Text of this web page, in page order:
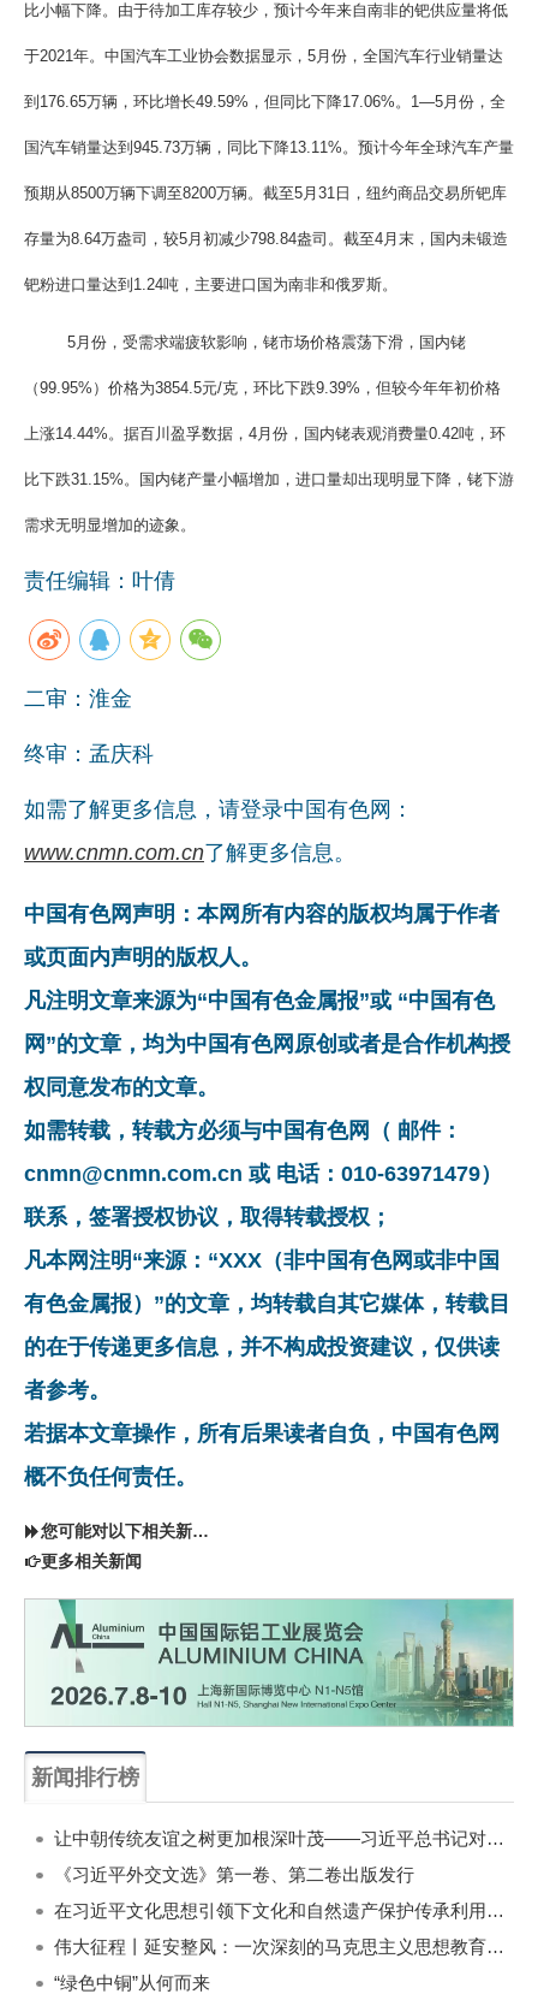
比小幅下降。由于待加工库存较少，预计今年来自南非的钯供应量将低
于2021年。中国汽车工业协会数据显示，5月份，全国汽车行业销量达
到176.65万辆，环比增长49.59%，但同比下降17.06%。1—5月份，全
国汽车销量达到945.73万辆，同比下降13.11%。预计今年全球汽车产量
预期从8500万辆下调至8200万辆。截至5月31日，纽约商品交易所钯库
存量为8.64万盎司，较5月初减少798.84盎司。截至4月末，国内未锻造
钯粉进口量达到1.24吨，主要进口国为南非和俄罗斯。
5月份，受需求端疲软影响，铑市场价格震荡下滑，国内铑
（99.95%）价格为3854.5元/克，环比下跌9.39%，但较今年年初价格
上涨14.44%。据百川盈孚数据，4月份，国内铑表观消费量0.42吨，环
比下跌31.15%。国内铑产量小幅增加，进口量却出现明显下降，铑下游
需求无明显增加的迹象。
责任编辑：叶倩
二审：淮金
终审：孟庆科
如需了解更多信息，请登录中国有色网：
www.cnmn.com.cn了解更多信息。
中国有色网声明：本网所有内容的版权均属于作者
或页面内声明的版权人。
凡注明文章来源为“中国有色金属报”或 “中国有色
网”的文章，均为中国有色网原创或者是合作机构授
权同意发布的文章。
如需转载，转载方必须与中国有色网（ 邮件：
cnmn@cnmn.com.cn 或 电话：010-63971479）
联系，签署授权协议，取得转载授权；
凡本网注明“来源：“XXX（非中国有色网或非中国
有色金属报）”的文章，均转载自其它媒体，转载目
的在于传递更多信息，并不构成投资建议，仅供读
者参考。
若据本文章操作，所有后果读者自负，中国有色网
概不负任何责任。
您可能对以下相关新闻同样感兴趣
更多相关新闻
新闻排行榜
让中朝传统友谊之树更加根深叶茂——习近平总书记对朝鲜进行国事访问纪实
《习近平外交文选》第一卷、第二卷出版发行
在习近平文化思想引领下文化和自然遗产保护传承利用工作开创新局面
伟大征程丨延安整风：一次深刻的马克思主义思想教育运动
“绿色中铜”从何而来